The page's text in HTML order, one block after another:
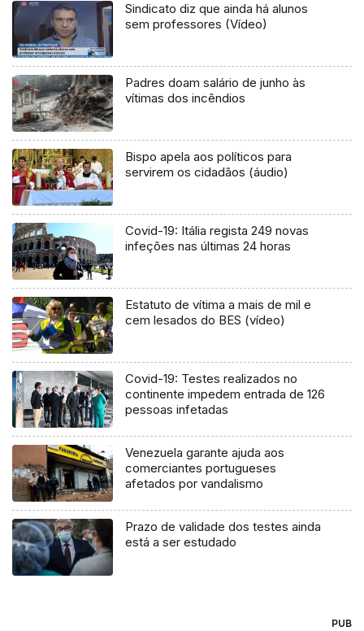
Sindicato diz que ainda há alunos
sem professores (Vídeo)
Padres doam salário de junho às
vítimas dos incêndios
Bispo apela aos políticos para
servirem os cidadãos (áudio)
Covid-19: Itália regista 249 novas
infeções nas últimas 24 horas
Estatuto de vítima a mais de mil e
cem lesados do BES (vídeo)
Covid-19: Testes realizados no
continente impedem entrada de 126
pessoas infetadas
Venezuela garante ajuda aos
comerciantes portugueses
afetados por vandalismo
Prazo de validade dos testes ainda
está a ser estudado
PUB